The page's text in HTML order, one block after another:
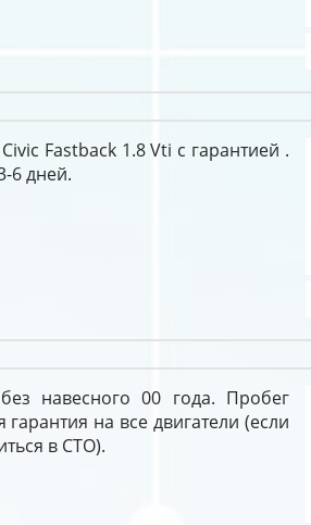
Fastback 1.8 Vti c гарантией .
6 дней.
навесного 00 года. Пробег
на все двигатели (если
в СТО).